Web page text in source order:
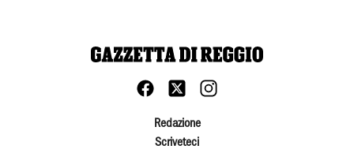
Redazione
Scriveteci